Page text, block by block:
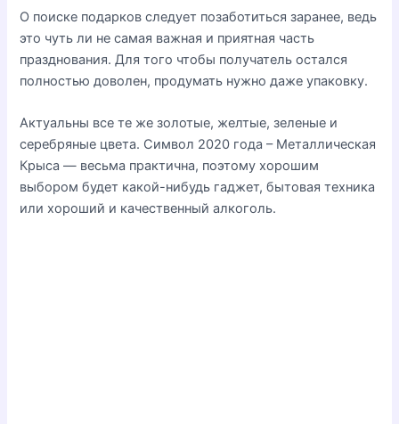
О поиске подарков следует позаботиться заранее, ведь
это чуть ли не самая важная и приятная часть
празднования. Для того чтобы получатель остался
полностью доволен, продумать нужно даже упаковку.
Актуальны все те же золотые, желтые, зеленые и
серебряные цвета. Символ 2020 года – Металлическая
Крыса — весьма практична, поэтому хорошим
выбором будет какой-нибудь гаджет, бытовая техника
или хороший и качественный алкоголь.